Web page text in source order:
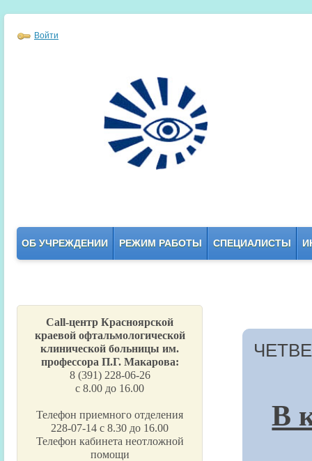
Войти
ОБ УЧРЕЖДЕНИИ РЕЖИМ РАБОТЫ СПЕЦИАЛИСТЫ
Call-центр Красноярской
краевой офтальмологической
клинической больницы им.
профессора П.Г. Макарова:
8 (391) 228-06-26
с 8.00 до 16.00
Телефон приемного отделения
228-07-14 с 8.30 до 16.00
Телефон кабинета неотложной
помощи
В